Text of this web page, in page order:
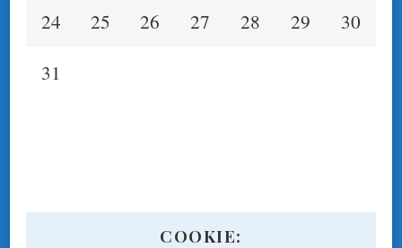
24
25 26 27 28 29
30
31
COOKIE: